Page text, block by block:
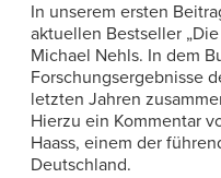
In unserem ersten
aktuellen Bestseller
Michael Nehls. In dem
Forschungsergebnisse
letzten Jahren
Hierzu ein Kommentar
Haass, einem der
Deutschland.